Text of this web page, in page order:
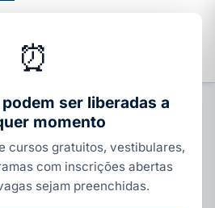
a lista de espera
⏰
ser liberadas a
momento
cursos gratuitos, vestibulares,
com inscrições abertas
sejam preenchidas.